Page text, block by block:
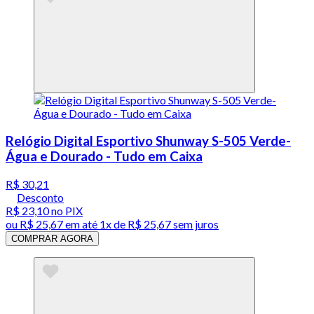
Relógio Digital Esportivo Shunway S-505 Verde-
Água e Dourado - Tudo em Caixa
R$ 30,21
Desconto
R$ 23,10no PIX
ou R$ 25,67em até 1x de R$ 25,67sem juros
COMPRAR AGORA